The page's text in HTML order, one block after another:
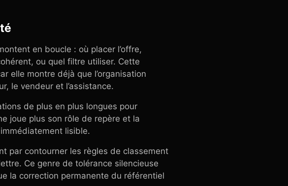
en boucle : où placer l’offre,
ou quel filtre utiliser. Cette
elle montre déjà que l’organisation
le vendeur et l’assistance.
de plus en plus longues pour
joue plus son rôle de repère et la
lisible.
par contourner les règles de classement
Ce genre de tolérance silencieuse
la correction permanente du référentiel